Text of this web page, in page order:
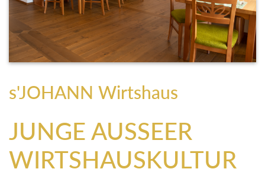
s'JOHANN Wirtshaus
JUNGE AUSSEER
WIRTSHAUSKULTUR